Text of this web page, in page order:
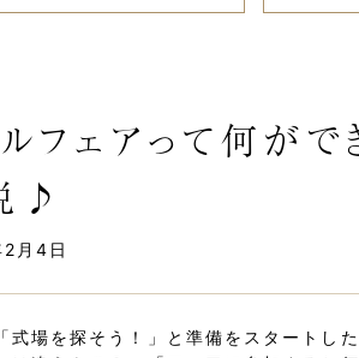
フェアって何が
♪
月4日
式場を探そう！」と準備をスタートし